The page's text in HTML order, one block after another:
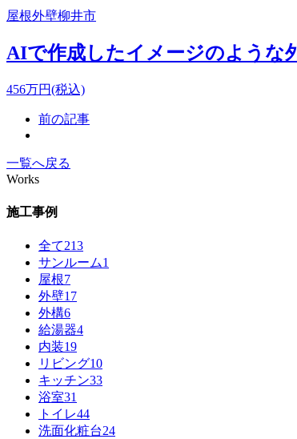
屋根外壁柳井市
AIで作成したイメージのような
456万円(税込)
前の記事
一覧へ戻る
Works
施工事例
全て213
サンルーム1
屋根7
外壁17
外構6
給湯器4
内装19
リビング10
キッチン33
浴室31
トイレ44
洗面化粧台24